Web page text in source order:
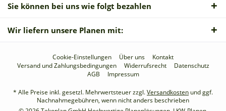
Sie können bei uns wie folgt bezahlen
Wir liefern unsere Planen mit:
Cookie-Einstellungen Über uns
Kontakt
Versand und Zahlungsbedingungen
Widerrufsrecht
Datenschutz
AGB
Impressum
* Alle Preise inkl. gesetzl. Mehrwertsteuer zzgl.Versandkosten und ggf.
Nachnahmegebühren, wenn nicht anders beschrieben